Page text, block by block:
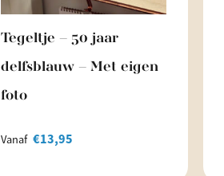
Tegeltje – 50 jaar
delfsblauw – Met eigen
foto
Vanaf €13,95